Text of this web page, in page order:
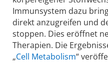
Immunsystem dazu
direkt anzugreifen und
stoppen. Dies eröffnet
Therapien. Die
„Cell Metabolism“